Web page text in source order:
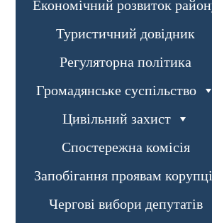
Економічний розвиток
Туристичний довідник
Регуляторна політика
Громадянське суспільство
Цивільний захист
Спостережна комісія
Запобігання проявам
Чергові вибори депутатів